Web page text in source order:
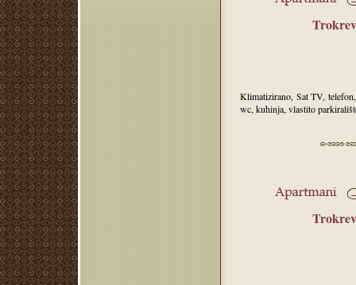
Klimatizirano, Sat TV,
wc, kuhinja, vlastito